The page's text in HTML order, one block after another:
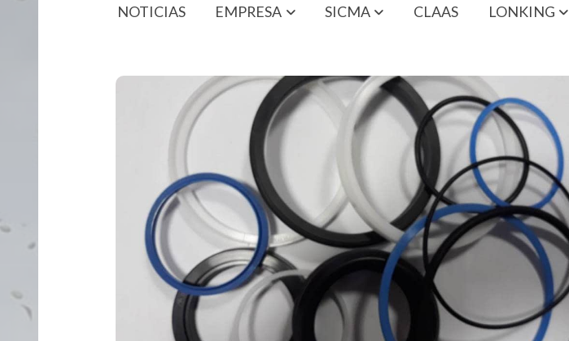
NOTICIAS EMPRESA SICMA CLAAS LONKING
4586040011 KIT REPARACION BOTELLA PINZA T214/216 SICMA F3